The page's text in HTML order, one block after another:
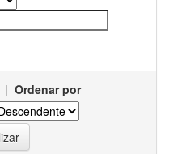
| Ordenar por